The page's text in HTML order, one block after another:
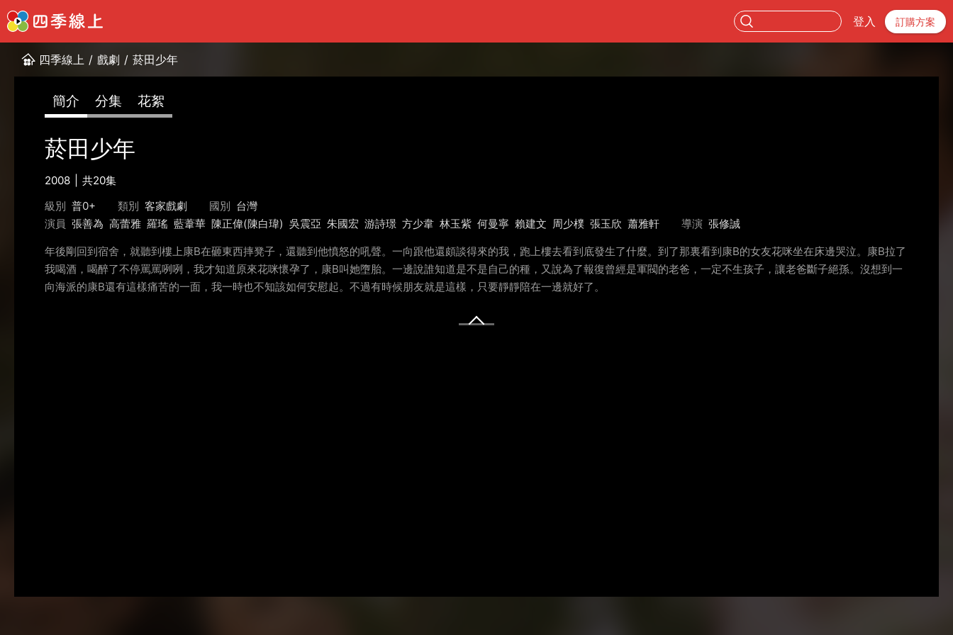
登入 訂購方案
四季線上 / 戲劇 / 菸田少年
簡介 分集 花絮
菸田少年
2008
共20集
級別 普0+ 類別 客家戲劇 國別 台灣
演員 張善為 高蕾雅 羅瑤 藍葦華 陳正偉(陳白瑋) 吳震亞 朱國宏 游詩璟 方少韋 林玉紫 何曼寧 賴建文 周少樸 張玉欣 蕭雅軒 導演 張修誠
年後剛回到宿舍，就聽到樓上康B在砸東西摔凳子，還聽到他憤怒的吼聲。一向跟他還頗談得來的我，跑上樓去看到底發生了什麼。到了那裏看到康B的女友花咪坐在床邊哭泣。康B拉了
我喝酒，喝醉了不停罵罵咧咧，我才知道原來花咪懷孕了，康B叫她墮胎。一邊說誰知道是不是自己的種，又說為了報復曾經是軍閥的老爸，一定不生孩子，讓老爸斷子絕孫。沒想到一
向海派的康B還有這樣痛苦的一面，我一時也不知該如何安慰起。不過有時候朋友就是這樣，只要靜靜陪在一邊就好了。